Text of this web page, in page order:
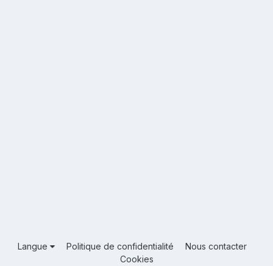
Langue Politique de confidentialité
Nous contacter
Cookies